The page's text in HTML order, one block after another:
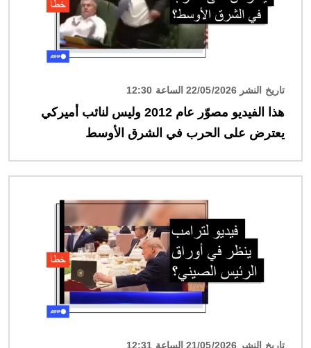
تاريخ النشر 22/05/2026 الساعة 12:30
هذا الفيديو مصوّر عام 2012 وليس لنائب أميركي
يعترض على الحرب في الشرق الأوسط
تاريخ النشر 21/05/2026 الساعة 12:31